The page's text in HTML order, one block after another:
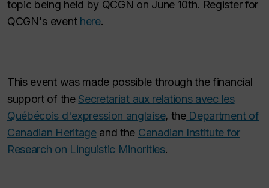
topic being held by QCGN on June 10th. Register for
QCGN's event here.
This event was made possible through the financial
support of the Secretariat aux relations avec les
Québécois d'expression anglaise, theDepartment of
Canadian Heritageand the Canadian Institute for
Research on Linguistic Minorities.